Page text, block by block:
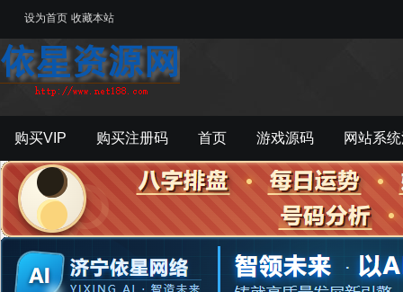
设为首页 收藏本站
购买VIP 购买注册码 首页 游戏源码 网站系
游戏工具 影音资源 主题模板